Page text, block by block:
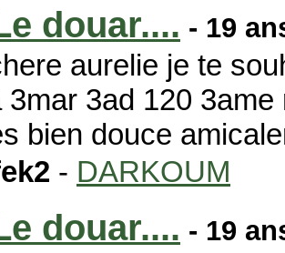
douar.... - 19
aurelie je te
3mar 3ad 120
bien douce
- DARKOUM
douar.... - 19